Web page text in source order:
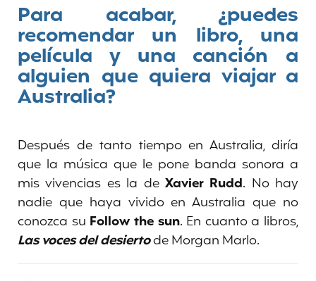
Para acabar, ¿puedes
recomendar un libro, una
película y una canción a
alguien que quiera viajar a
Australia?
Después de tanto tiempo en Australia, diría
que la música que le pone banda sonora a
mis vivencias es la deXavier Rudd. No hay
nadie que haya vivido en Australia que no
conozca su Follow the sun. En cuanto a libros,
Las voces del desiertode Morgan Marlo.